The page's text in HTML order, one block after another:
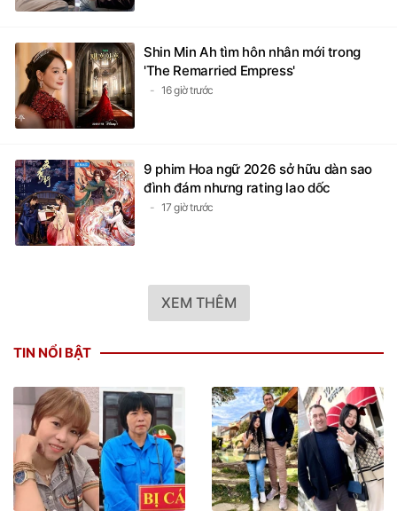
Shin Min Ah tìm hôn nhân mới trong
'The Remarried Empress'
16 giờ trước
9 phim Hoa ngữ 2026 sở hữu dàn sao
đình đám nhưng rating lao dốc
17 giờ trước
XEM THÊM
TIN NỔI BẬT